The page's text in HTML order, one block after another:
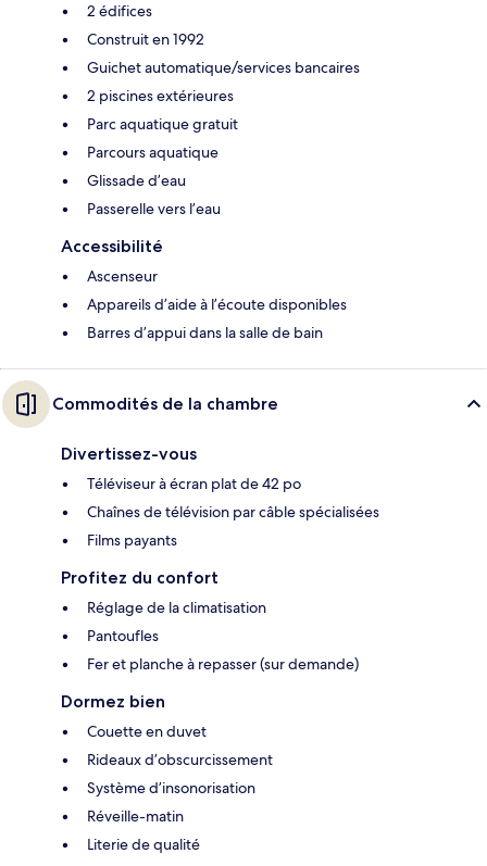
2 édifices
Construit en 1992
Guichet automatique/services bancaires
2 piscines extérieures
Parc aquatique gratuit
Parcours aquatique
Glissade d’eau
Passerelle vers l’eau
Accessibilité
Ascenseur
Appareils d’aide à l’écoute disponibles
Barres d’appui dans la salle de bain
Commodités de la chambre
Divertissez-vous
Téléviseur à écran plat de 42 po
Chaînes de télévision par câble spécialisées
Films payants
Profitez du confort
Réglage de la climatisation
Pantoufles
Fer et planche à repasser (sur demande)
Dormez bien
Couette en duvet
Rideaux d’obscurcissement
Système d’insonorisation
Réveille-matin
Literie de qualité